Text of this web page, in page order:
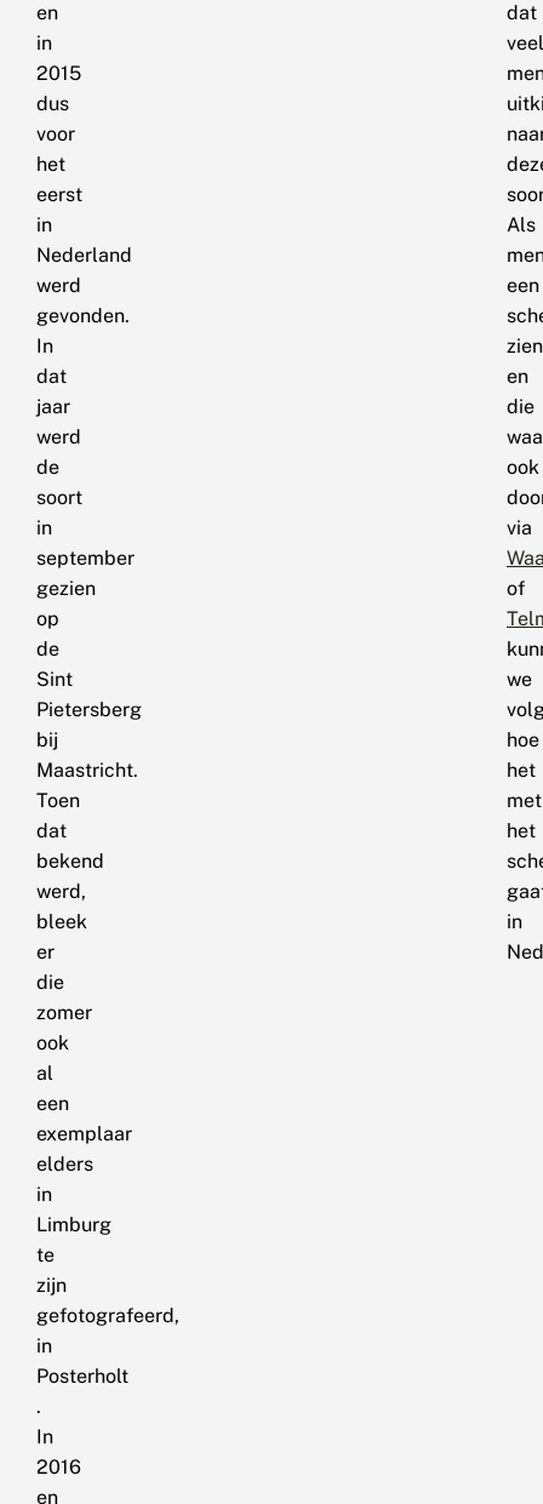
en
in
2015
dus
voor
het
eerst
in
Nederland
werd
gevonden.
In
dat
jaar
werd
de
soort
in
september
gezien
op
de
Sint
Pietersberg
bij
Maastricht.
Toen
dat
bekend
werd,
bleek
er
die
zomer
ook
al
een
exemplaar
elders
in
Limburg
te
zijn
gefotografeerd,
in
Posterholt
.
In
2016
en
dat
veel
Als
een
zien
en
die
ook
via
of
we
hoe
het
met
het
in